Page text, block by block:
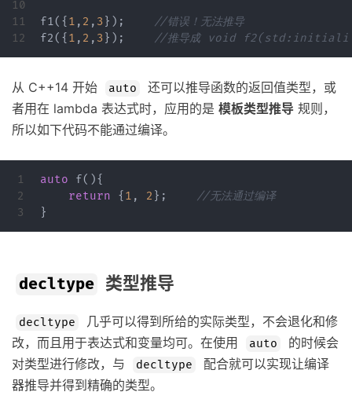
10
11
f1({ 1 , 2 , 3 });
//错误！无法推导
f2({ 1 , 2 , 3 }); //推导成 void
从 C++14 开始 auto
还可以推导函数的返回值类型，或
者用在 lambda 表达式时，应用的是 模板类型推导 规则，
所以如下代码不能通过编译。
1
2
auto f(){
return
{ 1 , 2 };
//无法通过编译
}
decltype 类型推导
decltype
几乎可以得到所给的实际类型，不会退化和修
改，而且用于表达式和变量均可。在使用
auto
的时候会
对类型进行修改，与
decltype
配合就可以实现让编译
器推导并得到精确的类型。